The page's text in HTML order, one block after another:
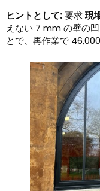
ヒントとして:要求現
えない 7 mm の壁の
とで、再作業で